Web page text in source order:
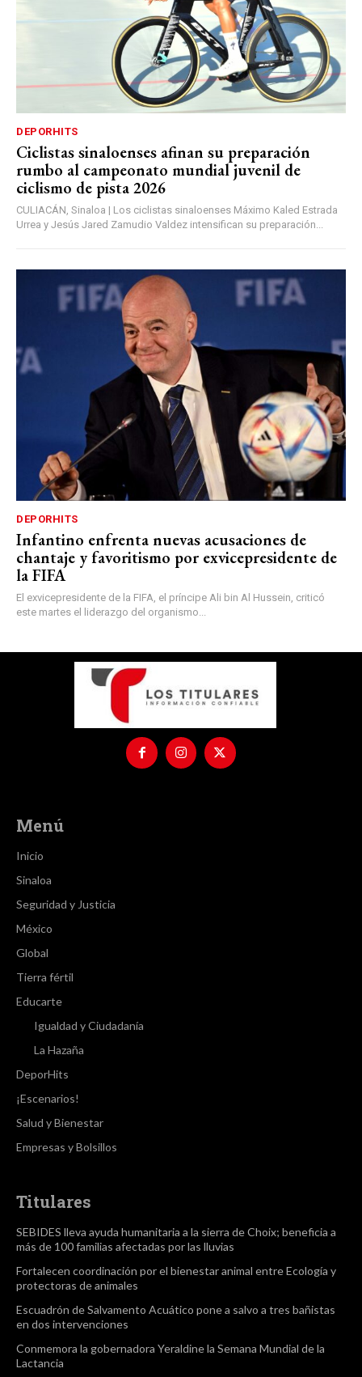
DEPORHITS
Ciclistas sinaloenses afinan su preparación
rumbo al campeonato mundial juvenil de
ciclismo de pista 2026
CULIACÁN, Sinaloa | Los ciclistas sinaloenses Máximo Kaled Estrada
Urrea y Jesús Jared Zamudio Valdez intensifican su preparación...
DEPORHITS
Infantino enfrenta nuevas acusaciones de
chantaje y favoritismo por exvicepresidente de
la FIFA
El exvicepresidente de la FIFA, el príncipe Ali bin Al Hussein, criticó
este martes el liderazgo del organismo...
Menú
Inicio
Sinaloa
Seguridad y Justicia
México
Global
Tierra fértil
Educarte
Igualdad y Ciudadanía
La Hazaña
DeporHits
¡Escenarios!
Salud y Bienestar
Empresas y Bolsillos
Titulares
SEBIDES lleva ayuda humanitaria a la sierra de Choix; beneficia a
más de 100 familias afectadas por las lluvias
Fortalecen coordinación por el bienestar animal entre Ecología y
protectoras de animales
Escuadrón de Salvamento Acuático pone a salvo a tres bañistas
en dos intervenciones
Conmemora la gobernadora Yeraldine la Semana Mundial de la
Lactancia